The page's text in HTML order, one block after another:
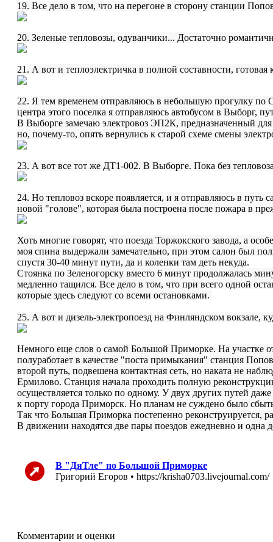
19. Все дело в том, что на перегоне в сторону станции
20. Зеленые тепловозы, одуванчики... Достаточно
21. А вот и теплоэлектричка в полной составности,
22. Я тем временем отправляюсь в небольшую прогулку по
центра этого поселка я отправляюсь автобусом в Выборг,
В Выборге замечаю электровоз ЭП2К, предназначенный
но, почему-то, опять вернулись к старой схеме смены
23. А вот все тот же ДТ1-002. В Выборге. Пока без
24. Но тепловоз вскоре появляется, и я отправляюсь в
новой "голове", которая была построена после пожара в
Хоть многие говорят, что поезда Торжокского завода, а
моя спина выдержали замечательно, при этом салон был
спустя 30-40 минут пути, да и коленки там деть некуда.
Стоянка по Зеленогорску вместо 6 минут продолжалась
медленно тащился. Все дело в том, что при всего одной
которые здесь следуют со всеми остановками.
25. А вот и дизель-электропоезд на Финляндском вокзале,
Немного еще слов о самой Большой Приморке. На участке
полуработает в качестве "поста примыкания" станция
второй путь, подвешена контактная сеть, но наката не
Ермилово. Станция начала проходить полную
осуществляется только по одному. У двух других путей
к порту города Приморск. Но планам не суждено было
Так что Большая Приморка постепенно реконструируется,
В движении находятся две пары поездов ежедневно и одна
В "ДяТле" по Большой Приморке
Григорий Егоров • https://krisha0703.livejournal.com/
Комментарии и оценки